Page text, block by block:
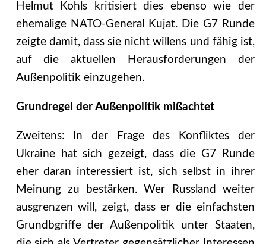
Helmut Kohls kritisiert dies ebenso wie der
ehemalige NATO-General Kujat. Die G7 Runde
zeigte damit, dass sie nicht willens und fähig ist,
auf die aktuellen Herausforderungen der
Außenpolitik einzugehen.
Grundregel der Außenpolitik mißachtet
Zweitens: In der Frage des Konfliktes der
Ukraine hat sich gezeigt, dass die G7 Runde
eher daran interessiert ist, sich selbst in ihrer
Meinung zu bestärken. Wer Russland weiter
ausgrenzen will, zeigt, dass er die einfachsten
Grundbgriffe der Außenpolitik unter Staaten,